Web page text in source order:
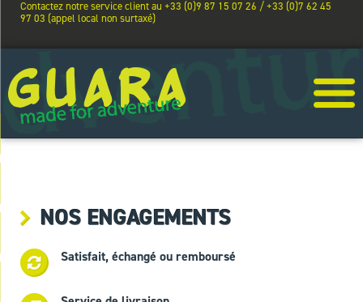
Contactez notre service client au +33 (0)9 87 15 07 26 / +33 (0)7 62 45
97 03 (appel local non surtaxé)
NOS ENGAGEMENTS
Satisfait, échangé ou remboursé